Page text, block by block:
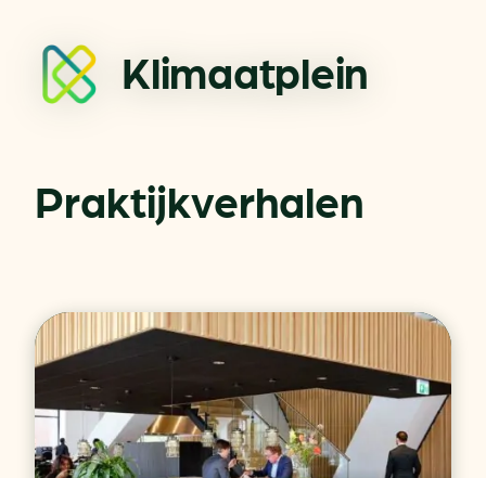
Klimaatplein
Praktijkverhalen